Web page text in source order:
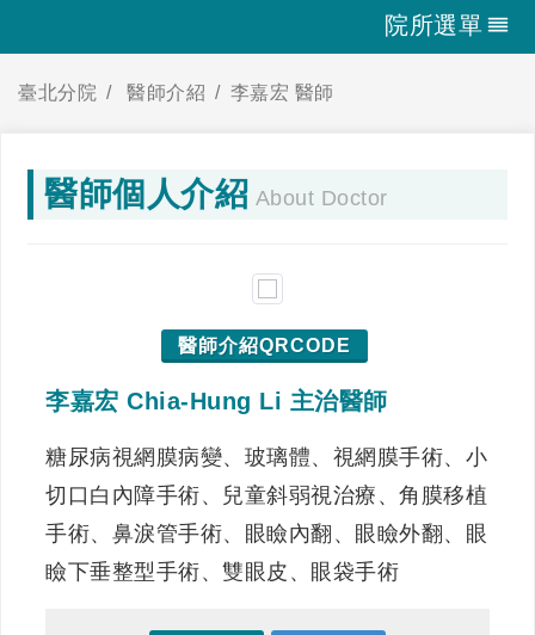
院所選單
臺北分院 醫師介紹 李嘉宏 醫師
醫師個人介紹 About Doctor
醫師介紹QRCODE
李嘉宏 Chia-Hung Li 主治醫師
糖尿病視網膜病變、玻璃體、視網膜手術、小
切口白內障手術、兒童斜弱視治療、角膜移植
手術、鼻淚管手術、眼瞼內翻、眼瞼外翻、眼
瞼下垂整型手術、雙眼皮、眼袋手術